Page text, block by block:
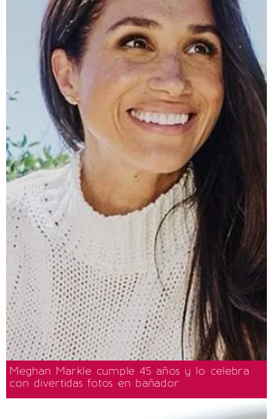
Meghan Markle cumple 45 años y lo celebra
con divertidas fotos en bañador